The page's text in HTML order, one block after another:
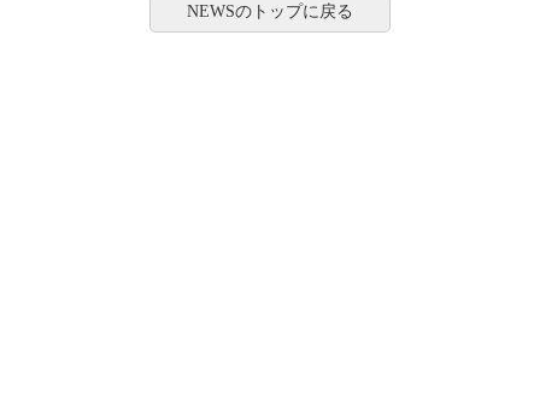
NEWSのトップに戻る